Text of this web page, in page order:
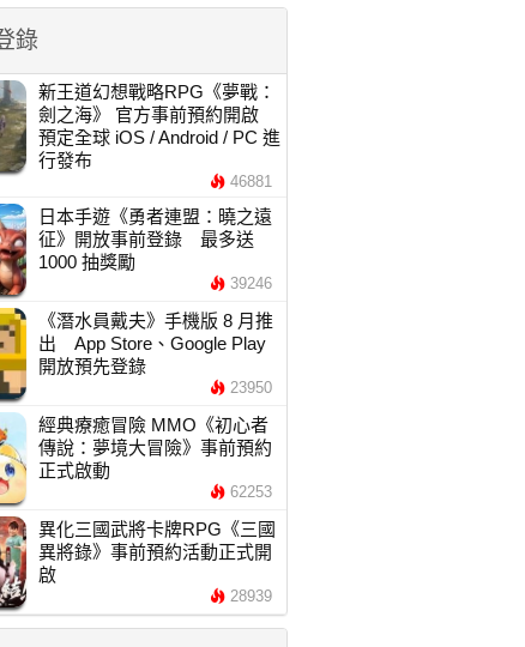
錄
新王道幻想戰略RPG《夢戰：
劍之海》 官方事前預約開啟
預定全球 iOS / Android / PC 進
行發布
46881
日本手遊《勇者連盟：曉之遠
征》開放事前登錄 最多送
1000 抽獎勵
39246
《潛水員戴夫》手機版 8 月推
出 App Store、Google Play
開放預先登錄
23950
經典療癒冒險 MMO《初心者
傳說：夢境大冒險》事前預約
正式啟動
62253
異化三國武將卡牌RPG《三國
異將錄》事前預約活動正式開
啟
28939